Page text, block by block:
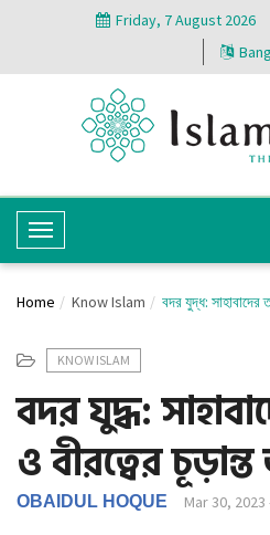
Friday, 7 August 2026
T
o
g
e
N
a
i
g
Home Know Islam বদর যুদ্ধ:
KNOW ISLAM
বদর যুদ্ধ:
ও বীরত্বের
OBAIDUL HOQUE Mar 30, 2023